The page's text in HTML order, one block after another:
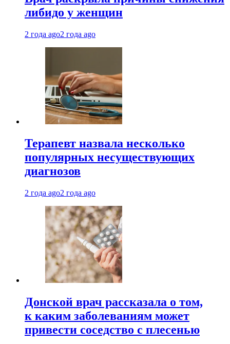
либидо у женщин
2 года ago2 года ago
Терапевт назвала несколько
популярных несуществующих
диагнозов
2 года ago2 года ago
Донской врач рассказала о том,
к каким заболеваниям может
привести соседство с плесенью